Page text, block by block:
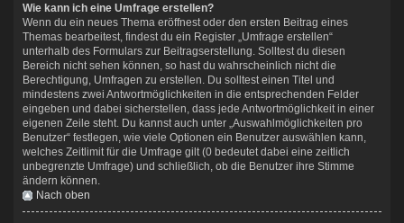
Wie kann ich eine Umfrage erstellen?
Wenn du ein neues Thema eröffnest oder den ersten Beitrag eines
Themas bearbeitest, findest du ein Register „Umfrage erstellen“
unterhalb des Formulars zur Beitragserstellung. Solltest du diesen
Bereich nicht sehen können, so hast du wahrscheinlich nicht die
Berechtigung, Umfragen zu erstellen. Du solltest einen Titel und
mindestens zwei Antwortmöglichkeiten in die entsprechenden Felder
eingeben und dabei sicherstellen, dass jede Antwortmöglichkeit in einer
eigenen Zeile steht. Du kannst auch unter „Auswahlmöglichkeiten pro
Benutzer“ festlegen, wie viele Optionen ein Benutzer auswählen kann,
welches Zeitlimit für die Umfrage gilt (0 bedeutet dabei eine zeitlich
unbegrenzte Umfrage) und schließlich, ob die Benutzer ihre Stimme
ändern können.
Nach oben